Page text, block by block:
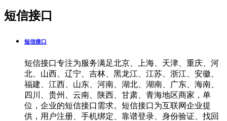
短信接口
短信接口
短信接口专注为服务满足北京、上海、天津、重庆、河
北、山西、辽宁、吉林、黑龙江、江苏、浙江、安徽、
福建、江西、山东、河南、湖北、湖南、广东、海南、
四川、贵州、云南、陕西、甘肃、青海地区商家，单
位，企业的短信接口需求。短信接口为互联网企业提
供，用户注册、手机绑定、靠谱登录、身份验证、找回